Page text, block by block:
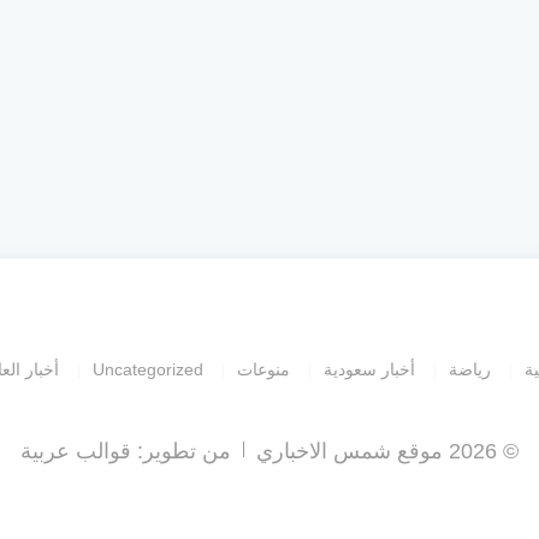
رياضة أخبار سعودية منوعات Uncategorized أخبار
© 2026 موقع شمس الاخباري من تطوير: قوالب عربية